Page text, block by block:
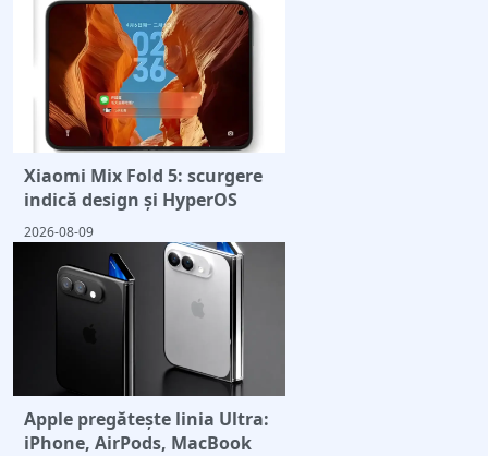
Xiaomi Mix Fold 5: scurgere
indică design și HyperOS
2026-08-09
Apple pregătește linia Ultra:
iPhone, AirPods, MacBook